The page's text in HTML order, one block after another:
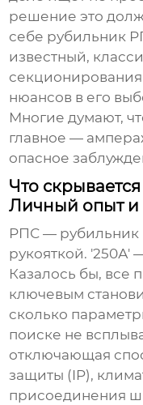
решение это
себе рубильник
известный,
нюансов в его
Многие думают,
главное —
опасное
Что
Личный опыт
РПС — рубильник
рукояткой. '250А'
Казалось бы, все
ключевым
сколько
поиске не
отключающая
защиты (IP),
присоединения